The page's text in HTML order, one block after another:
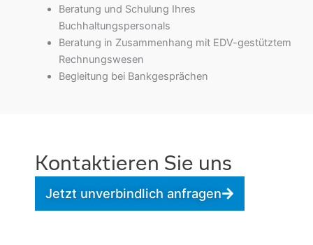
Beratung und Schulung Ihres
Buchhaltungspersonals
Beratung in Zusammenhang mit EDV-gestütztem
Rechnungswesen
Begleitung bei Bankgesprächen
Kontaktieren Sie uns
Jetzt unverbindlich anfragen